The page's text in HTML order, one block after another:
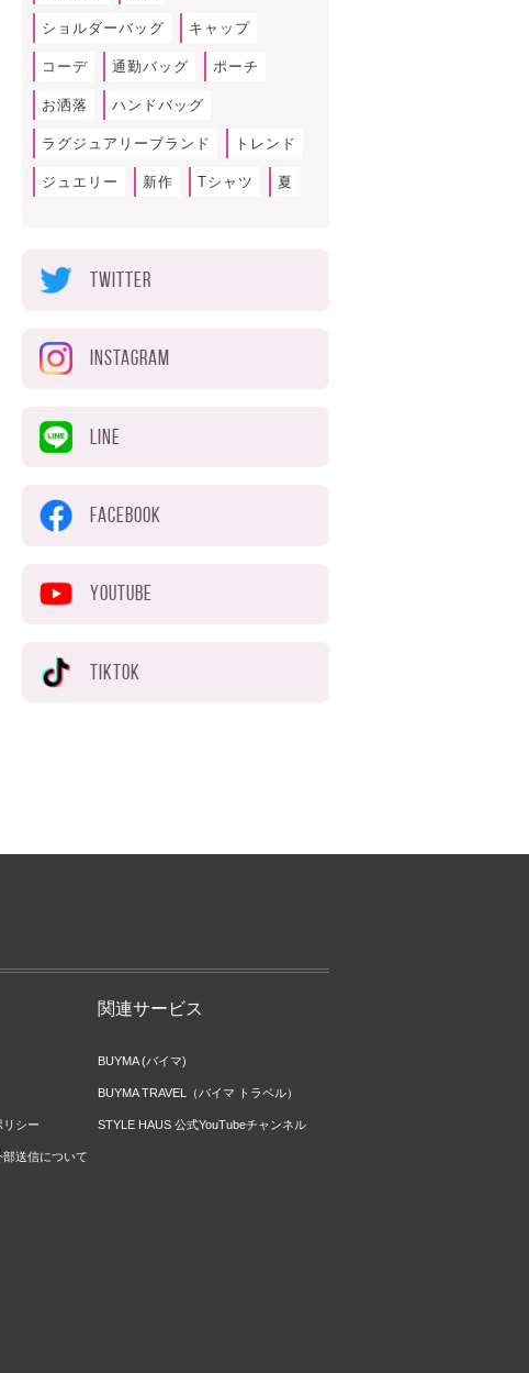
ショルダーバッグ キャップ
コーデ 通勤バッグ ポーチ
お洒落 ハンドバッグ
ラグジュアリーブランド トレンド
ジュエリー 新作 Tシャツ 夏
TWITTER
INSTAGRAM
LINE
FACEBOOK
YOUTUBE
TIKTOK
リシー
送信について
関連サービス
BUYMA (バイマ)
BUYMA TRAVEL（バイマ トラベル）
STYLE HAUS 公式YouTubeチャンネル